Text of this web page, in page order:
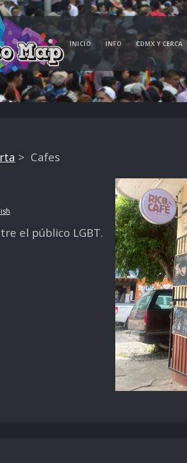
INICIO INFO CDMX Y CERCA
> Cafes
.
el público LGBT.